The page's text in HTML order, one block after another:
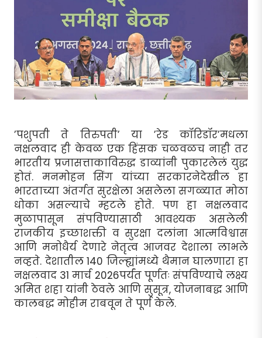
’पशुपती ते तिरुपती’ या ’रेड कॉरिडॉर’मधला
नक्षलवाद ही केवळ एक हिंसक चळवळच नाही तर
भारतीय प्रजासत्ताकाविरुद्ध डाव्यांनी पुकारलेलं युद्ध
होतं. मनमोहन सिंग यांच्या सरकारनेदेखील हा
भारताच्या अंतर्गत सुरक्षेला असलेला सगळ्यात मोठा
धोका असल्याचे म्हटले होते. पण हा नक्षलवाद
मुळापासून संपविण्यासाठी आवश्यक असलेली
राजकीय इच्छाशक्ती व सुरक्षा दलांना आत्मविश्वास
आणि मनोधैर्य देणारे नेतृत्व आजवर देशाला लाभले
नव्हते. देशातील 140 जिल्ह्यांमध्ये थैमान घालणारा हा
नक्षलवाद 31 मार्च 2026पर्यंत पूर्णतः संपविण्याचे लक्ष्य
अमित शहा यांनी ठेवले आणि सुसूत्र, योजनाबद्ध आणि
कालबद्ध मोहीम राबवून ते पूर्ण केले.